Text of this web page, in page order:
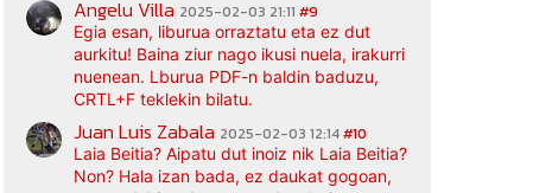
Angelu Villa 2025-02-03 21:11 #9
Egia esan, liburua orraztatu eta ez dut
aurkitu! Baina ziur nago ikusi nuela, irakurri
nuenean. Lburua PDF-n baldin baduzu,
CRTL+F teklekin bilatu.
Juan Luis Zabala 2025-02-03 12:14#10
Laia Beitia? Aipatu dut inoiz nik Laia Beitia?
Non? Hala izan bada, ez daukat gogoan,